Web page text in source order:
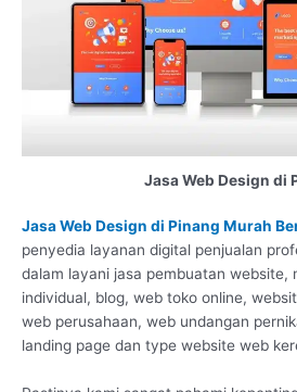
Jasa Web Design di
Jasa Web Design di Pinang Murah
penyedia layanan digital penjualan
dalam layani jasa pembuatan website,
individual, blog, web toko online,
web perusahaan, web undangan
landing page dan type website web